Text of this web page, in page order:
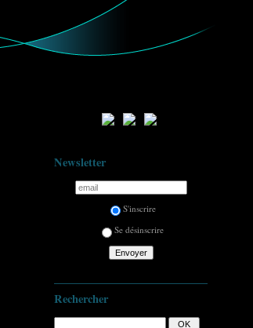
Newsletter
S'inscrire
Se désinscrire
Rechercher